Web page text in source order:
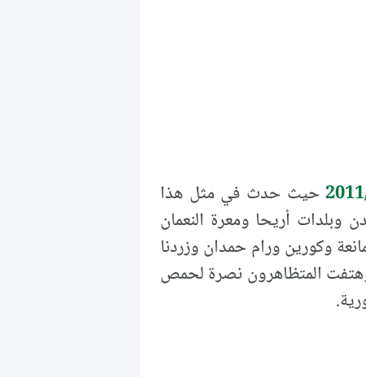
حيث حدث في مثل هذا
وبلدات أريحا ومعرة النعمان
وكورين ورام حمدان وزردنا
وهتفت المتظاهرون نصرة لحمص